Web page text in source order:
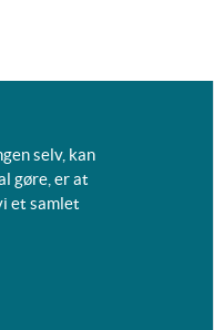
selv, kan
gøre, er at
et samlet